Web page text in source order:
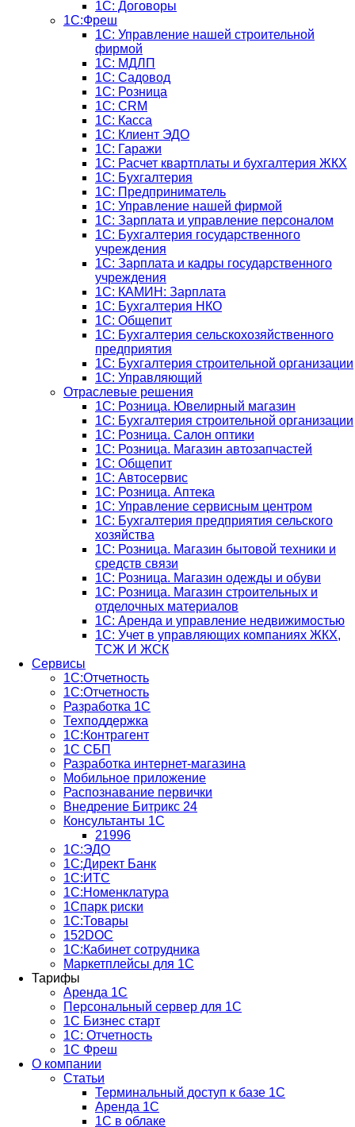
1С: Договоры
1С:Фреш
1С: Управление нашей строительной
фирмой
1С: МДЛП
1С: Садовод
1С: Розница
1C: CRM
1C: Касса
1С: Клиент ЭДО
1С: Гаражи
1C: Расчет квартплаты и бухгалтерия ЖКХ
1C: Бухгалтерия
1C: Предприниматель
1C: Управление нашей фирмой
1C: Зарплата и управление персоналом
1C: Бухгалтерия государственного
учреждения
1C: Зарплата и кадры государственного
учреждения
1C: КАМИН: Зарплата
1C: Бухгалтерия НКО
1С: Общепит
1С: Бухгалтерия сельскохозяйст­венного
предприятия
1С: Бухгалтерия строительной организации
1С: Управляющий
Отраслевые решения
1С: Розница. Ювелирный магазин
1С: Бухгалтерия строительной организации
1С: Розница. Салон оптики
1С: Розница. Магазин автозапчастей
1C: Общепит
1С: Автосервис
1С: Розница. Аптека
1С: Управление сервисным центром
1С: Бухгалтерия предприятия сельского
хозяйства
1С: Розница. Магазин бытовой техники и
средств связи
1С: Розница. Магазин одежды и обуви
1С: Розница. Магазин строительных и
отделочных материалов
1С: Аренда и управление недвижимостью
1C: Учет в управляющих компаниях ЖКХ,
ТСЖ И ЖСК
Сервисы
1С:Отчетность
1С:Отчетность
Разработка 1С
Техподдержка
1С:Контрагент
1С СБП
Разработка интернет-магазина
Мобильное приложение
Распознавание первички
Внедрение Битрикс 24
Консультанты 1С
21996
1С:ЭДО
1С:Директ Банк
1С:ИТС
1С:Номенклатура
1Спарк риски
1С:Товары
152DOC
1С:Кабинет сотрудника
Маркетплейсы для 1С
Тарифы
Аренда 1С
Персональный сервер для 1С
1С Бизнес старт
1С: Отчетность
1C Фреш
О компании
Статьи
Терминальный доступ к базе 1С
Аренда 1С
1С в облаке